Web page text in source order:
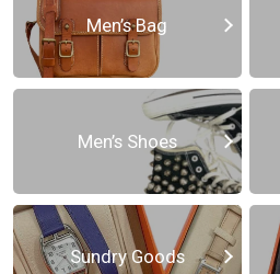
Men’s Bag
Men’s Shoes
Sundry Goods